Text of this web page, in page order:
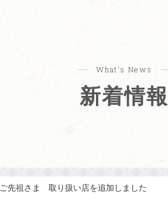
What's News
新着情報
ご先祖さま 取り扱い店を追加しました